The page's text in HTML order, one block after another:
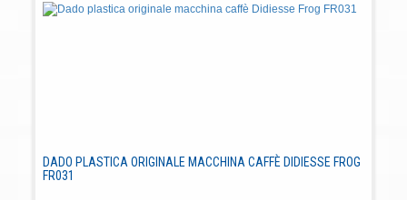
DADO PLASTICA ORIGINALE MACCHINA CAFFÈ DIDIESSE FROG
FR031